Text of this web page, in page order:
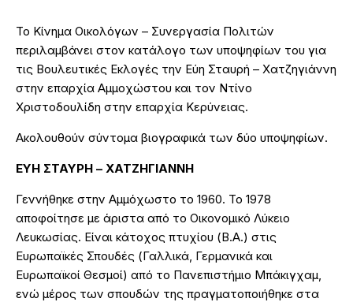
Το Κίνημα Οικολόγων – Συνεργασία Πολιτών
περιλαμβάνει στον κατάλογο των υποψηφίων του για
τις Βουλευτικές Εκλογές την Εύη Σταυρή – Χατζηγιάννη
στην επαρχία Αμμοχώστου και τον Ντίνο
Χριστοδουλίδη στην επαρχία Κερύνειας.
Ακολουθούν σύντομα βιογραφικά των δύο υποψηφίων.
ΕΥΗ ΣΤΑΥΡΗ – ΧΑΤΖΗΓΙΑΝΝΗ
Γεννήθηκε στην Αμμόχωστο το 1960. Το 1978
αποφοίτησε με άριστα από το Οικονομικό Λύκειο
Λευκωσίας. Είναι κάτοχος πτυχίου (B.A.) στις
Ευρωπαϊκές Σπουδές (Γαλλικά, Γερμανικά και
Ευρωπαϊκοί Θεσμοί) από το Πανεπιστήμιο Μπάκιγχαμ,
ενώ μέρος των σπουδών της πραγματοποιήθηκε στα